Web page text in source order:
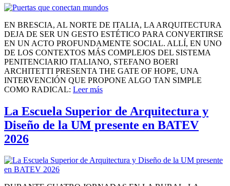
EN BRESCIA, AL NORTE DE ITALIA, LA ARQUITECTURA
DEJA DE SER UN GESTO ESTÉTICO PARA CONVERTIRSE
EN UN ACTO PROFUNDAMENTE SOCIAL. ALLÍ, EN UNO
DE LOS CONTEXTOS MÁS COMPLEJOS DEL SISTEMA
PENITENCIARIO ITALIANO, STEFANO BOERI
ARCHITETTI PRESENTA THE GATE OF HOPE, UNA
INTERVENCIÓN QUE PROPONE ALGO TAN SIMPLE
COMO RADICAL: Leer más
La Escuela Superior de Arquitectura y
Diseño de la UM presente en BATEV
2026